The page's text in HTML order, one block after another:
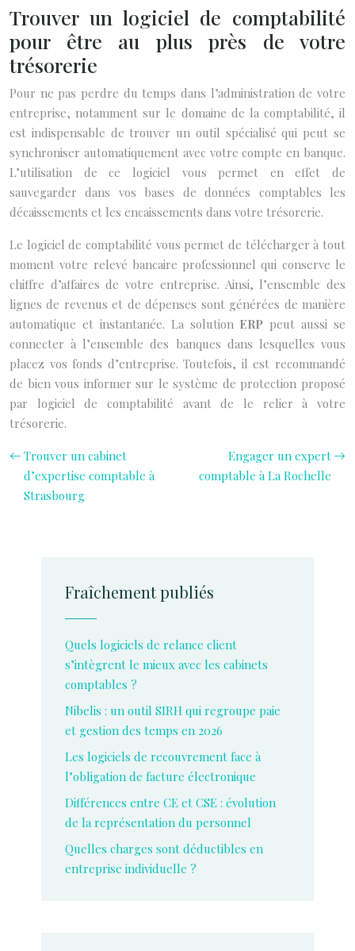
Trouver un logiciel de comptabilité
pour être au plus près de votre
trésorerie
Pour ne pas perdre du temps dans l’administration de votre
entreprise, notamment sur le domaine de la comptabilité, il
est indispensable de trouver un outil spécialisé qui peut se
synchroniser automatiquement avec votre compte en banque.
L’utilisation de ce logiciel vous permet en effet de
sauvegarder dans vos bases de données comptables les
décaissements et les encaissements dans votre trésorerie.
Le logiciel de comptabilité vous permet de télécharger à tout
moment votre relevé bancaire professionnel qui conserve le
chiffre d’affaires de votre entreprise. Ainsi, l’ensemble des
lignes de revenus et de dépenses sont générées de manière
automatique et instantanée. La solution ERP peut aussi se
connecter à l’ensemble des banques dans lesquelles vous
placez vos fonds d’entreprise. Toutefois, il est recommandé
de bien vous informer sur le système de protection proposé
par logiciel de comptabilité avant de le relier à votre
trésorerie.
Trouver un cabinet
d’expertise comptable à
Strasbourg
Engager un expert
comptable à La Rochelle
Fraîchement publiés
Quels logiciels de relance client
s’intègrent le mieux avec les cabinets
comptables ?
Nibelis : un outil SIRH qui regroupe paie
et gestion des temps en 2026
Les logiciels de recouvrement face à
l’obligation de facture électronique
Différences entre CE et CSE : évolution
de la représentation du personnel
Quelles charges sont déductibles en
entreprise individuelle ?